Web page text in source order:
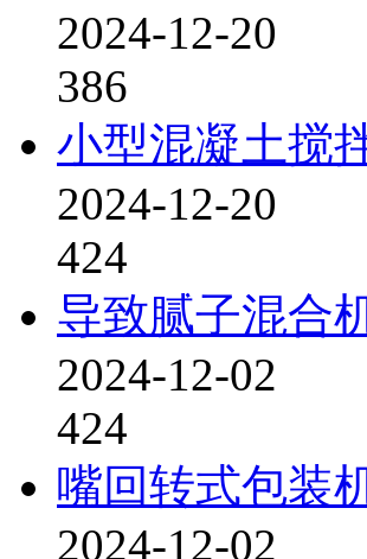
2024-12-20
386
小型混凝土搅
2024-12-20
424
导致腻子混合
2024-12-02
424
嘴回转式包装
2024-12-02